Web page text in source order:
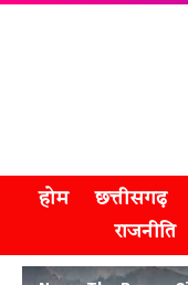
होम छत्तीसगढ़
राजनीति